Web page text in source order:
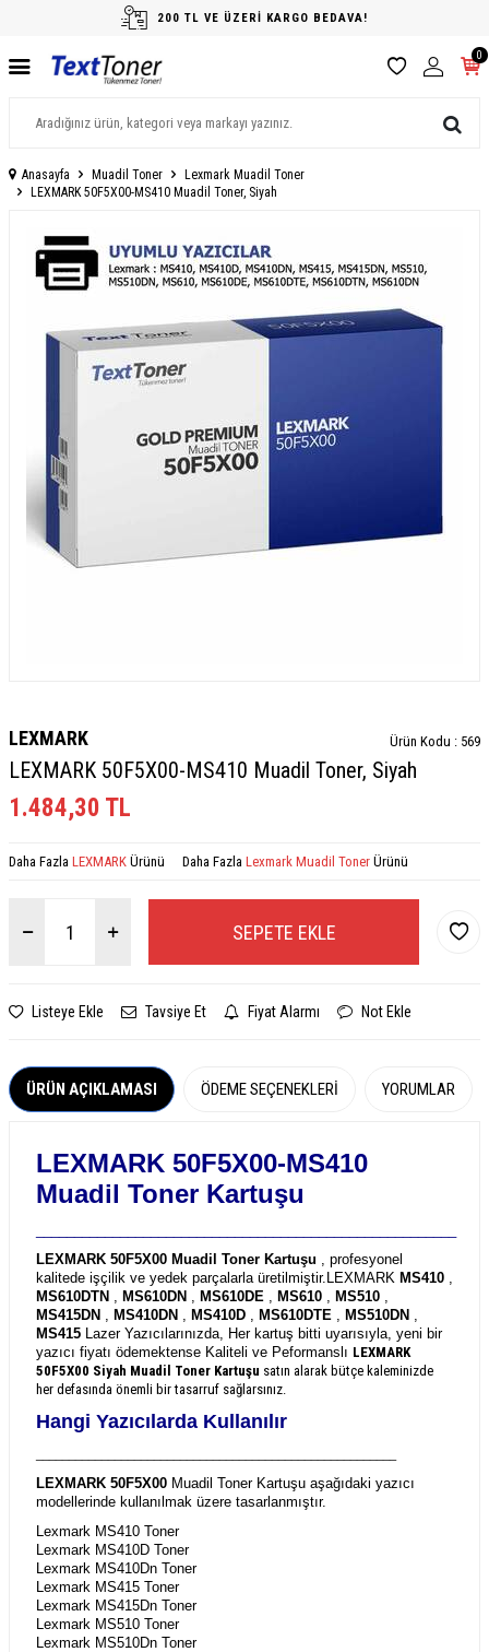
200 TL VE ÜZERİ KARGO BEDAVA!
0
Anasayfa Muadil Toner
Lexmark Muadil Toner
LEXMARK 50F5X00-MS410 Muadil Toner, Siyah
LEXMARK Ürün Kodu : 569
LEXMARK 50F5X00-MS410 Muadil Toner, Siyah
1.484,30 TL
Daha Fazla LEXMARK Ürünü Daha Fazla Lexmark Muadil Toner Ürünü
SEPETE EKLE
Listeye Ekle Tavsiye Et Fiyat Alarmı Not Ekle
ÜRÜN AÇIKLAMASI ÖDEME SEÇENEKLERI YORUMLAR
LEXMARK 50F5X00-MS410
Muadil Toner Kartuşu
LEXMARK 50F5X00 Muadil Toner Kartuşu , profesyonel
kalitede işçilik ve yedek parçalarla üretilmiştir. LEXMARK MS410 ,
MS610DTN , MS610DN , MS610DE , MS610 , MS510 ,
MS415DN , MS410DN , MS410D , MS610DTE , MS510DN ,
MS415 Lazer Yazıcılarınızda, Her kartuş bitti uyarısıyla, yeni bir
yazıcı fiyatı ödemektense Kaliteli ve Peformanslı LEXMARK
50F5X00 Siyah Muadil Toner Kartuşu satın alarak bütçe kaleminizde
her defasında önemli bir tasarruf sağlarsınız.
Hangi Yazıcılarda Kullanılır
LEXMARK 50F5X00 Muadil Toner Kartuşu aşağıdaki yazıcı
modellerinde kullanılmak üzere tasarlanmıştır.
Lexmark MS410 Toner
Lexmark MS410D Toner
Lexmark MS410Dn Toner
Lexmark MS415 Toner
Lexmark MS415Dn Toner
Lexmark MS510 Toner
Lexmark MS510Dn Toner